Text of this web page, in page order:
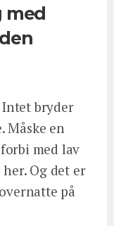
med
bryder
Måske en
med lav
Og det er
på